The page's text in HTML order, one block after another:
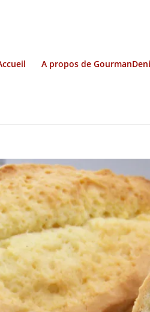
A propos de